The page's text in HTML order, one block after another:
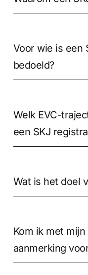
Voor wie is een
bedoeld?
Welk EVC-
een SKJ
Wat is het doel
Kom ik met
aanmerking